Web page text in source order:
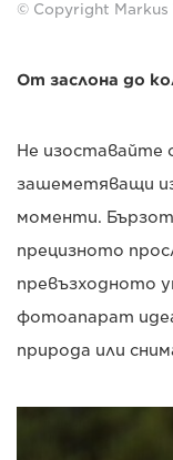
© Copyright Markus
От заслона до
Не изоставайте
зашеметяващи
моменти.
прецизното
превъзходното
фотоапарат
природа или